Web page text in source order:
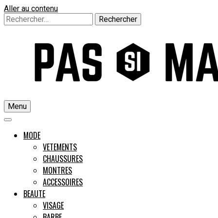
Aller au contenu
Rechercher :
Pas si
Un guide pour l'homme moderne
Menu
MODE
VETEMENTS
CHAUSSURES
MONTRES
ACCESSOIRES
BEAUTE
VISAGE